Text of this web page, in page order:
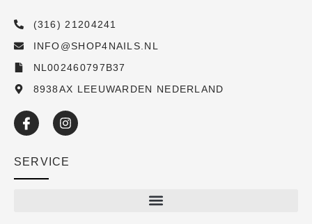
(316) 21204241
INFO@SHOP4NAILS.NL
NL002460797B37
8938AX LEEUWARDEN NEDERLAND
SERVICE